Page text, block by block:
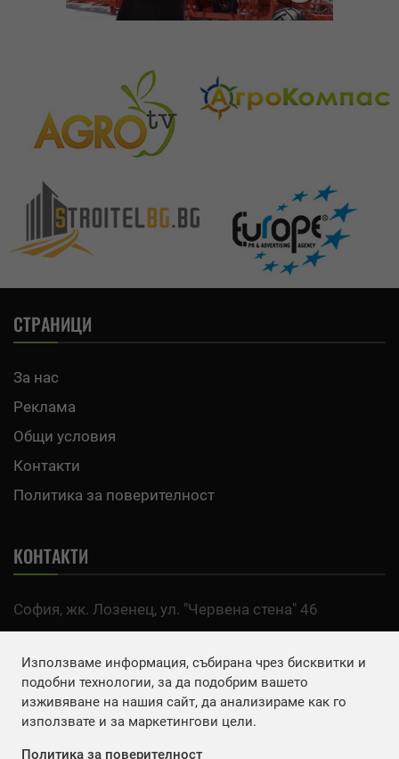
СТРАНИЦИ
За нас
Реклама
Общи условия
Контакти
Политика за поверителност
КОНТАКТИ
София, жк. Лозенец, ул. "Червена стена" 46
Email: office@agro.bg
FACEBOOK
Използваме информация, събирана чрез бисквитки и
подобни технологии, за да подобрим вашето
изживяване на нашия сайт, да анализираме как го
използвате и за маркетингови цели.
Политика за поверителност